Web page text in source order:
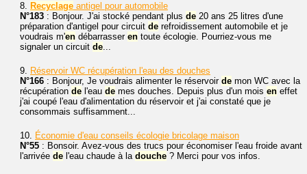
8. Recyclage antigel pour automobile
N°183 : Bonjour. J'ai stocké pendant plus de 20 ans 25 litres d'une
préparation d'antigel pour circuit de refroidissement automobile et je
voudrais m'en débarrasser en toute écologie. Pourriez-vous me
signaler un circuit de...
9. Réservoir WC récupération l'eau des douches
N°166 : Bonjour, Je voudrais alimenter le réservoir de mon WC avec la
récupération de l'eau de mes douches. Depuis plus d'un mois en effet
j'ai coupé l'eau d'alimentation du réservoir et j'ai constaté que je
consommais suffisamment...
10. Économie d'eau conseils écologie bricolage maison
N°55 : Bonsoir. Avez-vous des trucs pour économiser l'eau froide avant
l'arrivée de l'eau chaude à la douche ? Merci pour vos infos.